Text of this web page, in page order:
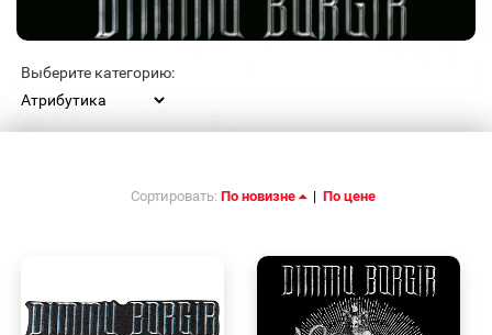
Выберите категорию:
Сортировать: По новизне | По цене